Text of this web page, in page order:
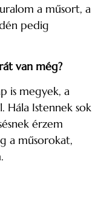
a műsort, a
pedig
van még?
is megyek, a
Hála Istennek sok
érzem
a műsorokat,